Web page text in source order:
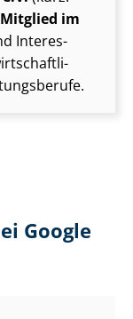
Mitglied im
In­ter­es­
Google